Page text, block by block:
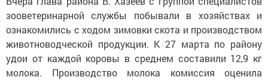
зооветеринарной службы побывали в хозяйствах и
ознакомились с ходом зимовки скота и производством
животноводческой продукции. К 27 марта по району
удои от каждой коровы в среднем составили 12,9 кг
молока. Производство молока комиссия оценила